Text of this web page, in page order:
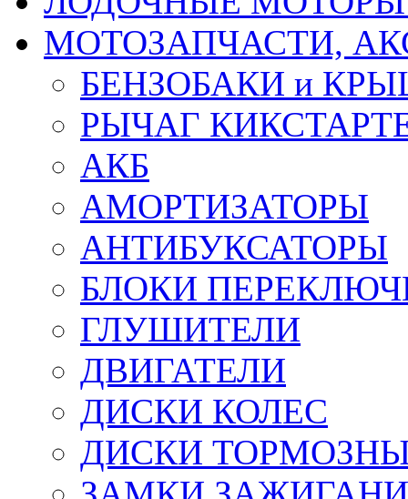
МОТОЗАПЧАСТИ,
БЕНЗОБАКИ и
РЫЧАГ
АКБ
АМОРТИЗАТОРЫ
АНТИБУКСАТОРЫ
БЛОКИ
ГЛУШИТЕЛИ
ДВИГАТЕЛИ
ДИСКИ КОЛЕС
ДИСКИ